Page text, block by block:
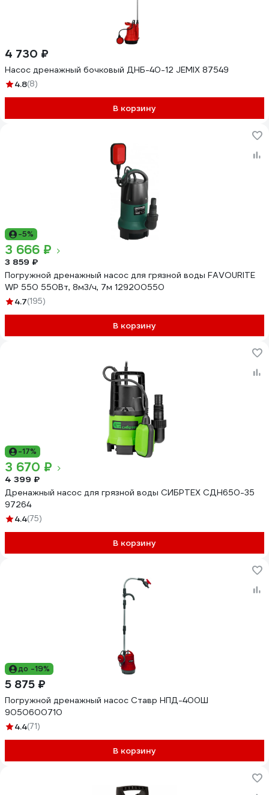
4 730 ₽
Насос дренажный бочковый ДНБ-40-12 JEMIX 87549
4.8(8)
В корзину
-5%
3 666 ₽
3 859 ₽
Погружной дренажный насос для грязной воды FAVOURITE
WP 550 550Вт, 8м3/ч, 7м 129200550
4.7(195)
В корзину
-17%
3 670 ₽
4 399 ₽
Дренажный насос для грязной воды СИБРТЕХ СДН650-35
97264
4.4(75)
В корзину
до -19%
5 875 ₽
Погружной дренажный насос Ставр НПД-400Ш
9050600710
4.4(71)
В корзину